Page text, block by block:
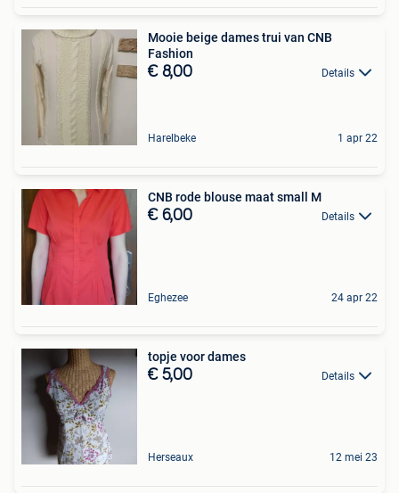
Mooie beige dames trui van CNB
Fashion
€ 8,00 Details
Harelbeke 1 apr 22
CNB rode blouse maat small M
€ 6,00 Details
Eghezee 24 apr 22
topje voor dames
€ 5,00 Details
Herseaux 12 mei 23